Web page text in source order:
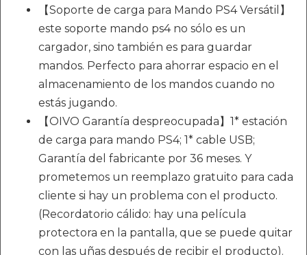
【Soporte de carga para Mando PS4 Versátil】
este soporte mando ps4 no sólo es un
cargador, sino también es para guardar
mandos. Perfecto para ahorrar espacio en el
almacenamiento de los mandos cuando no
estás jugando.
【OIVO Garantía despreocupada】1* estación
de carga para mando PS4; 1* cable USB;
Garantía del fabricante por 36 meses. Y
prometemos un reemplazo gratuito para cada
cliente si hay un problema con el producto.
(Recordatorio cálido: hay una película
protectora en la pantalla, que se puede quitar
con las uñas después de recibir el producto).